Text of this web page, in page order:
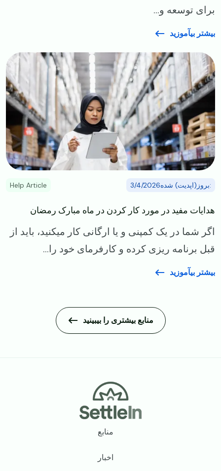
برای توسعه و...
بیشتر بیآموزید
Image
:بروز(اپدیت) شده3/4/2026 Help Article
هدایات مفید در مورد کار کردن در ماه مبارک رمضان
اگر شما در یک کمپنی و یا ارگانی کار میکنید، باید از
قبل برنامه‌ ریزی کرده و کارفرمای خود را...
بیشتر بیآموزید
منابع بیشتری را بیبینید
منابع
اخبار